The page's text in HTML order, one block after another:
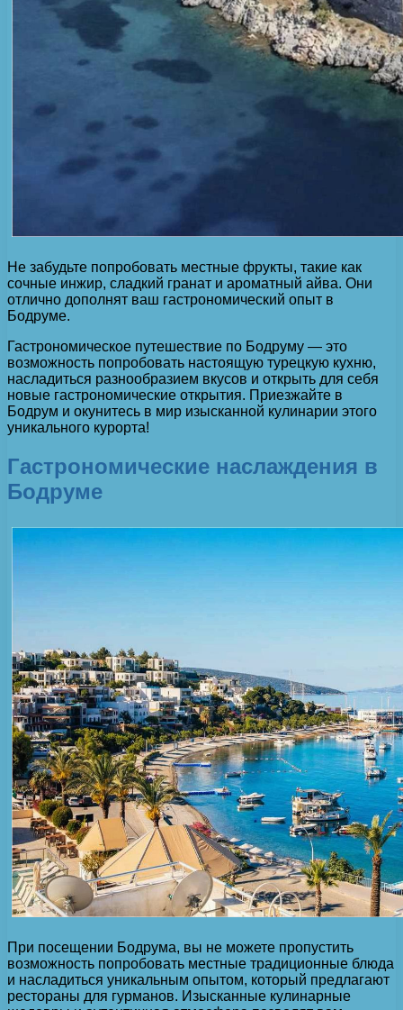
Не забудьте попробовать местные фрукты, такие как
сочные инжир, сладкий гранат и ароматный айва. Они
отлично дополнят ваш гастрономический опыт в
Бодруме.
Гастрономическое путешествие по Бодруму — это
возможность попробовать настоящую турецкую кухню,
насладиться разнообразием вкусов и открыть для себя
новые гастрономические открытия. Приезжайте в
Бодрум и окунитесь в мир изысканной кулинарии этого
уникального курорта!
Гастрономические наслаждения в
Бодруме
При посещении Бодрума, вы не можете пропустить
возможность попробовать местные традиционные блюда
и насладиться уникальным опытом, который предлагают
рестораны для гурманов. Изысканные кулинарные